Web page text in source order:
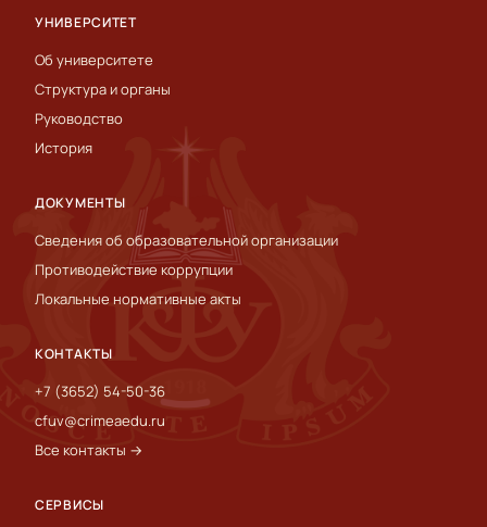
УНИВЕРСИТЕТ
Об университете
Структура и органы
Руководство
История
ДОКУМЕНТЫ
Сведения об образовательной организации
Противодействие коррупции
Локальные нормативные акты
КОНТАКТЫ
+7 (3652) 54-50-36
cfuv@crimeaedu.ru
Все контакты →
СЕРВИСЫ